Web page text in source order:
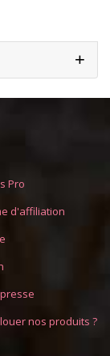
Pro
d'affiliation
nos produits ?